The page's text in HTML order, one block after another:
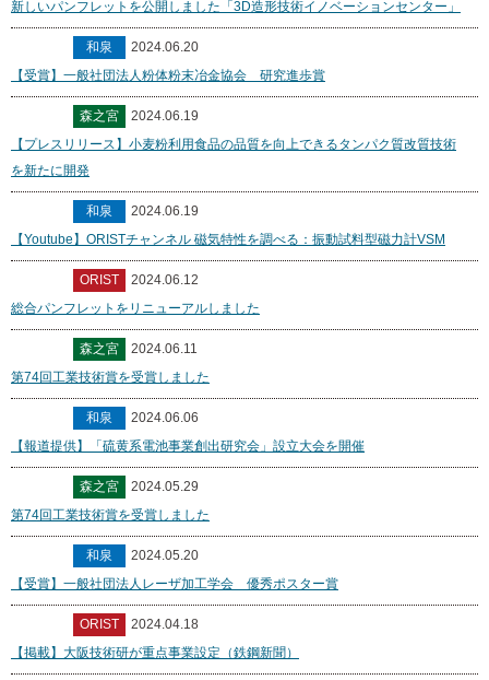
新しいパンフレットを公開しました「3D造形技術イノベーションセンター」
和泉
2024.06.20
【受賞】一般社団法人粉体粉末冶金協会 研究進歩賞
森之宮
2024.06.19
【プレスリリース】小麦粉利用食品の品質を向上できるタンパク質改質技術
を新たに開発
和泉
2024.06.19
【Youtube】ORISTチャンネル 磁気特性を調べる：振動試料型磁力計VSM
ORIST
2024.06.12
総合パンフレットをリニューアルしました
森之宮
2024.06.11
第74回工業技術賞を受賞しました
和泉
2024.06.06
【報道提供】「硫黄系電池事業創出研究会」設立大会を開催
森之宮
2024.05.29
第74回工業技術賞を受賞しました
和泉
2024.05.20
【受賞】一般社団法人レーザ加工学会 優秀ポスター賞
ORIST
2024.04.18
【掲載】大阪技術研が重点事業設定（鉄鋼新聞）